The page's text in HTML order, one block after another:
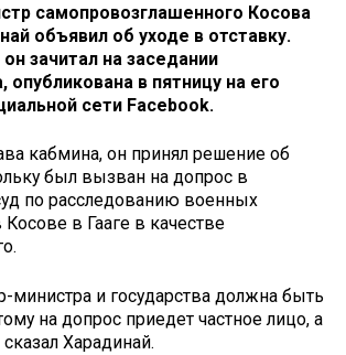
самопровозглашенного Косова
объявил об уходе в отставку.
зачитал на заседании
опубликована в пятницу на его
сети Facebook.
кабмина, он принял решение об
был вызван на допрос в
по расследованию военных
Косове в Гааге в качестве
министра и государства должна быть
на допрос приедет частное лицо, а
Харадинай.